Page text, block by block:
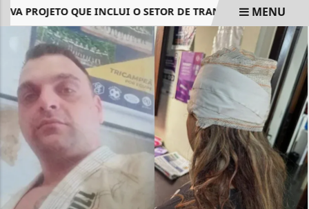
PROJETO QUE INCLUI O SETOR DE TRANSPORTES NO
EM ALTA
MENU